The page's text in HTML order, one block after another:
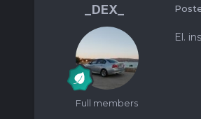
_DEX_
Full members
El.